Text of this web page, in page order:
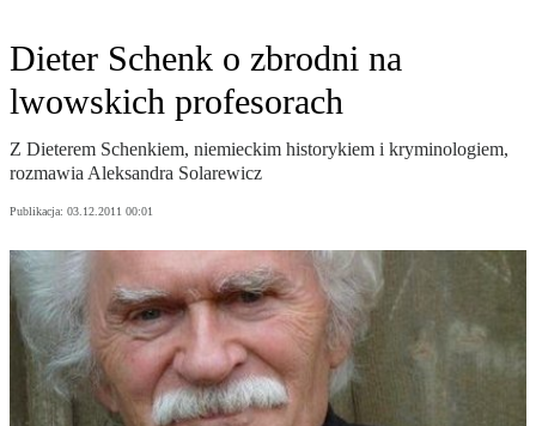
Dieter Schenk o zbrodni na
lwowskich profesorach
Z Dieterem Schenkiem, niemieckim historykiem i kryminologiem,
rozmawia Aleksandra Solarewicz
Publikacja: 03.12.2011 00:01